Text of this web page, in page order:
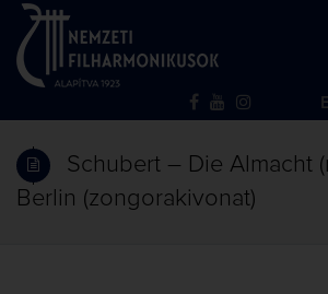
Schubert – Die Almacht
Berlin (zongorakivonat)